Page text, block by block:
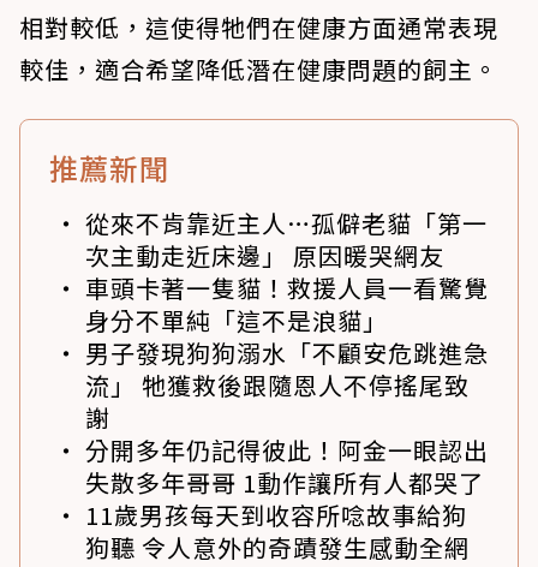
相對較低，這使得牠們在健康方面通常表現
較佳，適合希望降低潛在健康問題的飼主。
推薦新聞
從來不肯靠近主人…孤僻老貓「第一
次主動走近床邊」 原因暖哭網友
車頭卡著一隻貓！救援人員一看驚覺
身分不單純「這不是浪貓」
男子發現狗狗溺水「不顧安危跳進急
流」 牠獲救後跟隨恩人不停搖尾致
謝
分開多年仍記得彼此！阿金一眼認出
失散多年哥哥 1動作讓所有人都哭了
11歲男孩每天到收容所唸故事給狗
狗聽 令人意外的奇蹟發生感動全網